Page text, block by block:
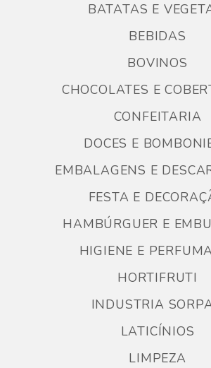
BATATAS E
BEBIDAS
BOVINOS
CHOCOLATES E
CONFEITARIA
DOCES E
EMBALAGENS E
FESTA E
HAMBÚRGUER E
HIGIENE E
HORTIFRUTI
INDUSTRIA
LATICÍNIOS
LIMPEZA